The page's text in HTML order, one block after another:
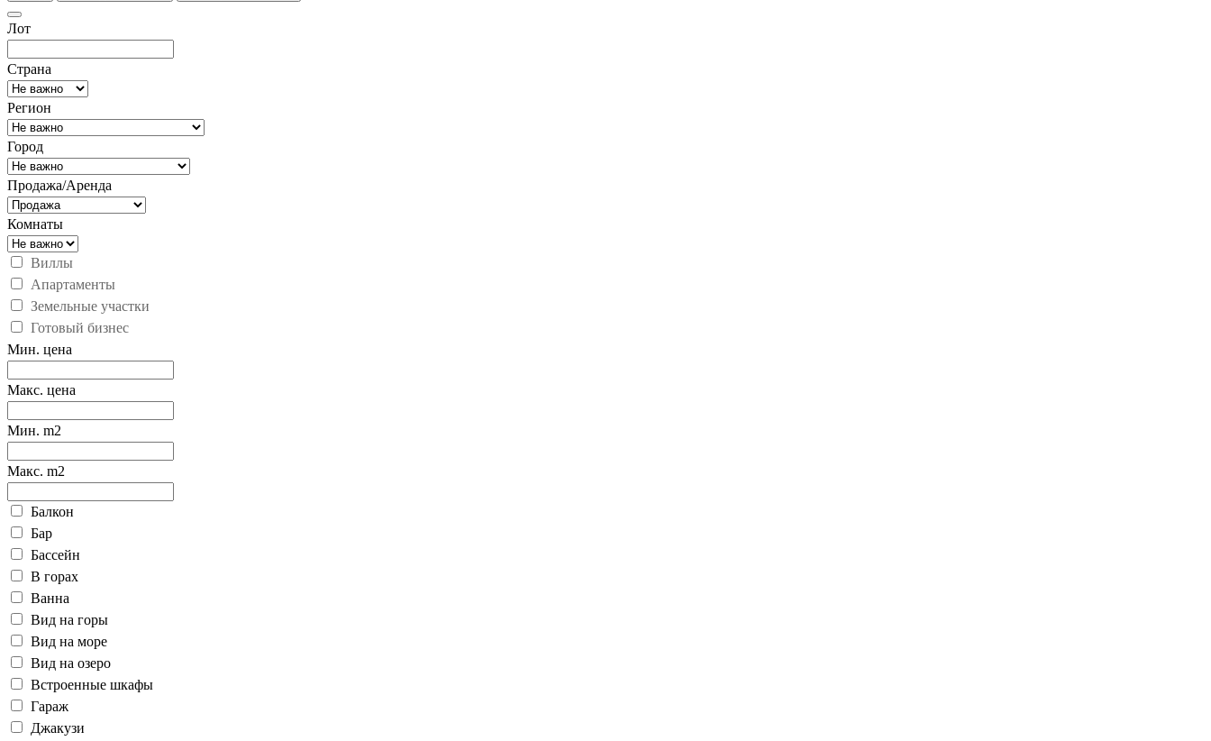
Лот
Страна
Регион
Город
Продажа/Аренда
Комнаты
Виллы
Апартаменты
Земельные участки
Готовый бизнес
Мин. цена
Макс. цена
Мин. m2
Макс. m2
Балкон
Бар
Бассейн
В горах
Ванна
Вид на горы
Вид на море
Вид на озеро
Встроенные шкафы
Гараж
Джакузи